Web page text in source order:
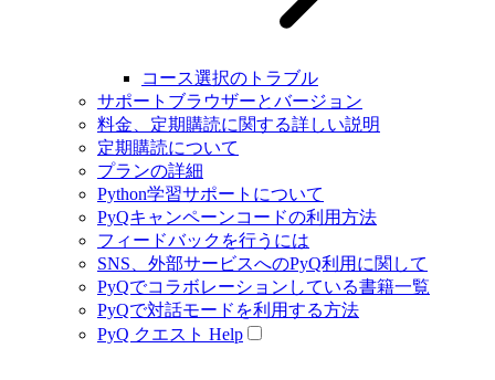
コース選択のトラブル
サポートブラウザーとバージョン
料金、定期購読に関する詳しい説明
定期購読について
プランの詳細
Python学習サポートについて
PyQキャンペーンコードの利用方法
フィードバックを行うには
SNS、外部サービスへのPyQ利用に関して
PyQでコラボレーションしている書籍一覧
PyQで対話モードを利用する方法
PyQ クエスト Help